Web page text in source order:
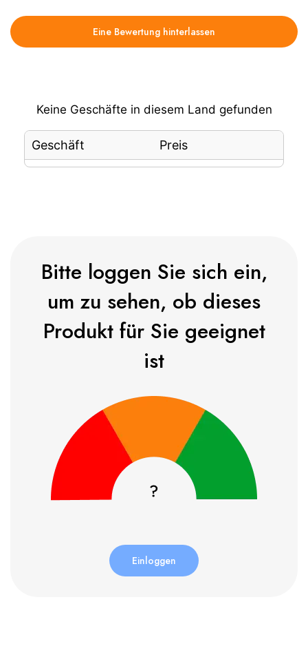
Eine Bewertung hinterlassen
Keine Geschäfte in diesem Land gefunden
Geschäft Preis
Bitte loggen Sie sich ein,
um zu sehen, ob dieses
Produkt für Sie geeignet
ist
Einloggen